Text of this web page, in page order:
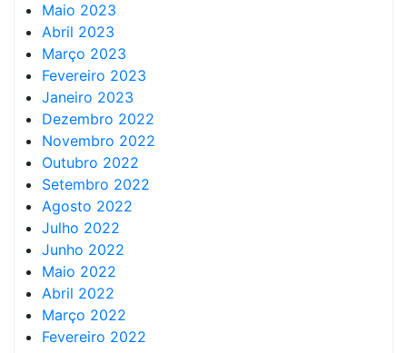
Maio 2023
Abril 2023
Março 2023
Fevereiro 2023
Janeiro 2023
Dezembro 2022
Novembro 2022
Outubro 2022
Setembro 2022
Agosto 2022
Julho 2022
Junho 2022
Maio 2022
Abril 2022
Março 2022
Fevereiro 2022